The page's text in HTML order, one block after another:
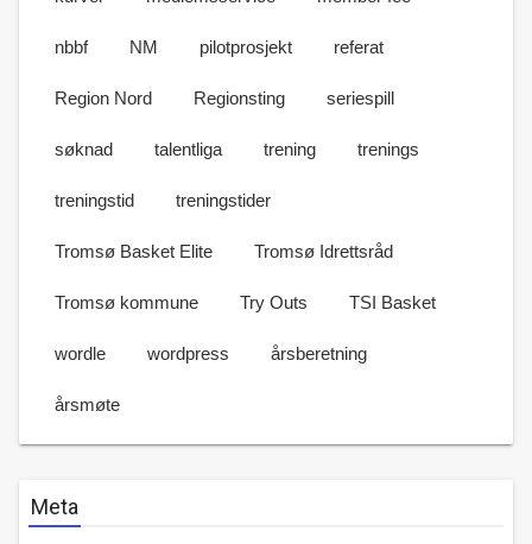
nbbf NM pilotprosjekt referat
Region Nord Regionsting seriespill
søknad talentliga trening trenings
treningstid treningstider
Tromsø Basket Elite Tromsø Idrettsråd
Tromsø kommune Try Outs TSI Basket
wordle wordpress årsberetning
årsmøte
Meta